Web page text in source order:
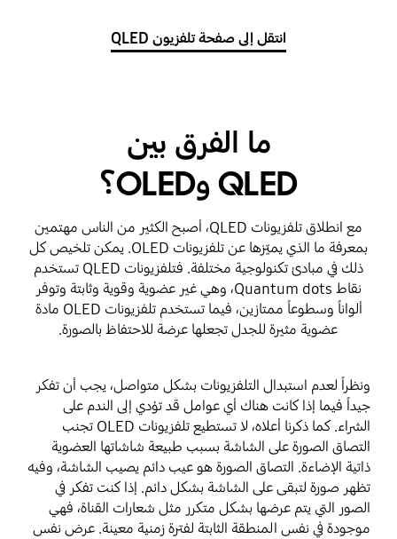
انتقل إلى صفحة تلفزيون QLED
ما الفرق بين
QLED وOLED؟
مع انطلاق تلفزيونات QLED، أصبح الكثير من الناس مهتمين
بمعرفة ما الذي يميّزها عن تلفزيونات OLED. يمكن تلخيص كل
ذلك في مبادئ تكنولوجية مختلفة. فتلفزيونات QLED تستخدم
نقاط Quantum dots، وهي غير عضوية وقوية وثابتة وتوفر
ألواناً وسطوعاً ممتازين، فيما تستخدم تلفزيونات OLED مادة
عضوية مثيرة للجدل تجعلها عرضة للاحتفاظ بالصورة.
ونظراً لعدم استبدال التلفزيونات بشكل متواصل، يجب أن تفكر
جيداً فيما إذا كانت هناك أي عوامل قد تؤدي إلى الندم على
الشراء. كما ذكرنا أعلاه، لا تستطيع تلفزيونات OLED تجنب
التصاق الصورة على الشاشة بسبب طبيعة شاشاتها العضوية
ذاتية الإضاءة. التصاق الصورة هو عيب دائم يصيب الشاشة، وفيه
تظهر صورة لتبقى على الشاشة بشكل دائم. إذا كنت تفكر في
الصور التي يتم عرضها بشكل متكرر مثل شعارات القناة، فهي
موجودة في نفس المنطقة الثابتة لفترة زمنية معينة. عرض نفس